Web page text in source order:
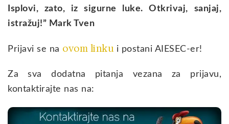
Isplovi, zato, iz sigurne luke. Otkrivaj, sanjaj,
istražuj!” Mark Tven
Prijavi se na ovom linku i postani AIESEC-er!
Za sva dodatna pitanja vezana za prijavu,
kontaktirajte nas na: